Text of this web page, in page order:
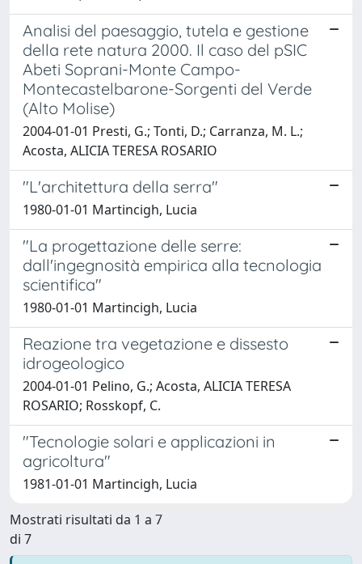
Analisi del paesaggio, tutela e gestione
della rete natura 2000. Il caso del pSIC
Abeti Soprani-Monte Campo-
Montecastelbarone-Sorgenti del Verde
(Alto Molise)
2004-01-01 Presti, G.; Tonti, D.; Carranza, M. L.;
Acosta, ALICIA TERESA ROSARIO
"L'architettura della serra"
1980-01-01 Martincigh, Lucia
"La progettazione delle serre:
dall'ingegnosità empirica alla tecnologia
scientifica"
1980-01-01 Martincigh, Lucia
Reazione tra vegetazione e dissesto
idrogeologico
2004-01-01 Pelino, G.; Acosta, ALICIA TERESA
ROSARIO; Rosskopf, C.
"Tecnologie solari e applicazioni in
agricoltura"
1981-01-01 Martincigh, Lucia
Mostrati risultati da 1 a 7
di 7